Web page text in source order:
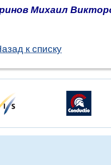
Михаил
к списку